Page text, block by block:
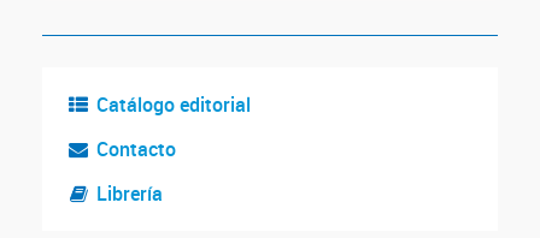
Catálogo editorial
Contacto
Librería